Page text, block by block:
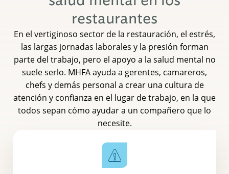
restaurantes
En el vertiginoso sector de la restauración, el estrés,
las largas jornadas laborales y la presión forman
parte del trabajo, pero el apoyo a la salud mental no
suele serlo. MHFA ayuda a gerentes, camareros,
chefs y demás personal a crear una cultura de
atención y confianza en el lugar de trabajo, en la que
todos sepan cómo ayudar a un compañero que lo
necesite.